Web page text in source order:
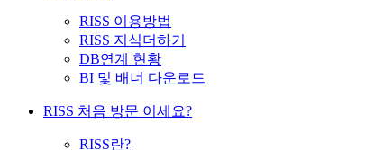
RISS 이용방법
RISS 지식더하기
DB연계 현황
BI 및 배너 다운로드
RISS 처음 방문 이세요?
RISS란?